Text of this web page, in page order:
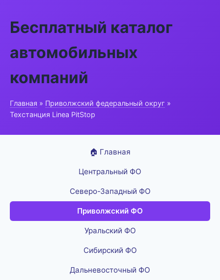
Бесплатный каталог
автомобильных
компаний
Главная » Приволжский федеральный округ »
Техстанция Linea PitStop
🏠 Главная
Центральный ФО
Северо-Западный ФО
Приволжский ФО
Уральский ФО
Сибирский ФО
Дальневосточный ФО